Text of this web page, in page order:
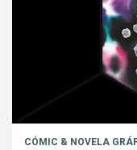
CÓMIC & NOVELA